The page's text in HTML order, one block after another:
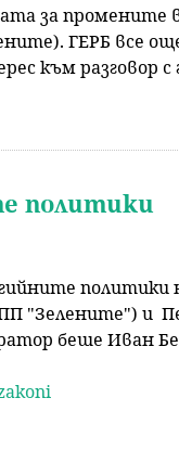
за
ГЕРБ все
към разговор с
политики
политики
"Зелените") и
беше Иван